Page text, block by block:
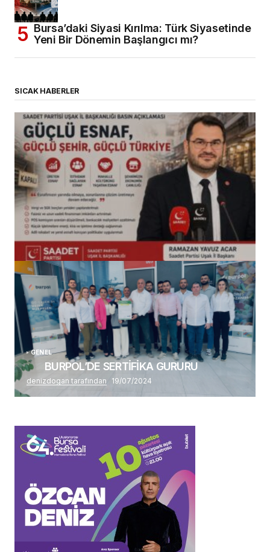
Bursa’daki Siyasi Kırılma: Türk Siyasetinde
Yeni Bir Dönemin Başlangıcı mı?
SICAK HABERLER
(başlıksız)
Alaattin Karahan tarafından 14/07/2026
GENEL
BURPOL’DE SERTİFİKA GURURU
denizdogan tarafından 19/07/2024